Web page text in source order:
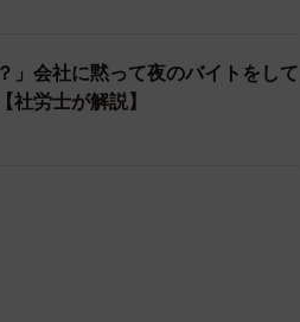
業代は1分単位で」と言われま
さい」という意味です。ですか
を支払う義務を負います。
る育児休業給付金が、場合によ
」会社に黙って夜のバイトをして
労士が解説】